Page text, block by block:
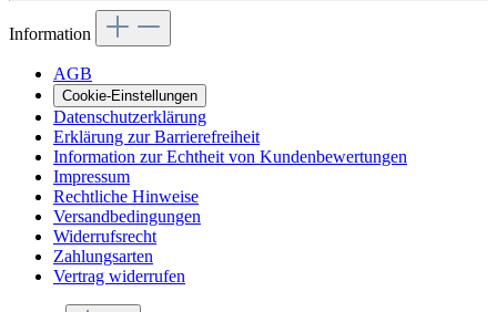
Information
AGB
Cookie-Einstellungen
Datenschutzerklärung
Erklärung zur Barrierefreiheit
Information zur Echtheit von Kundenbewertungen
Impressum
Rechtliche Hinweise
Versandbedingungen
Widerrufsrecht
Zahlungsarten
Vertrag widerrufen